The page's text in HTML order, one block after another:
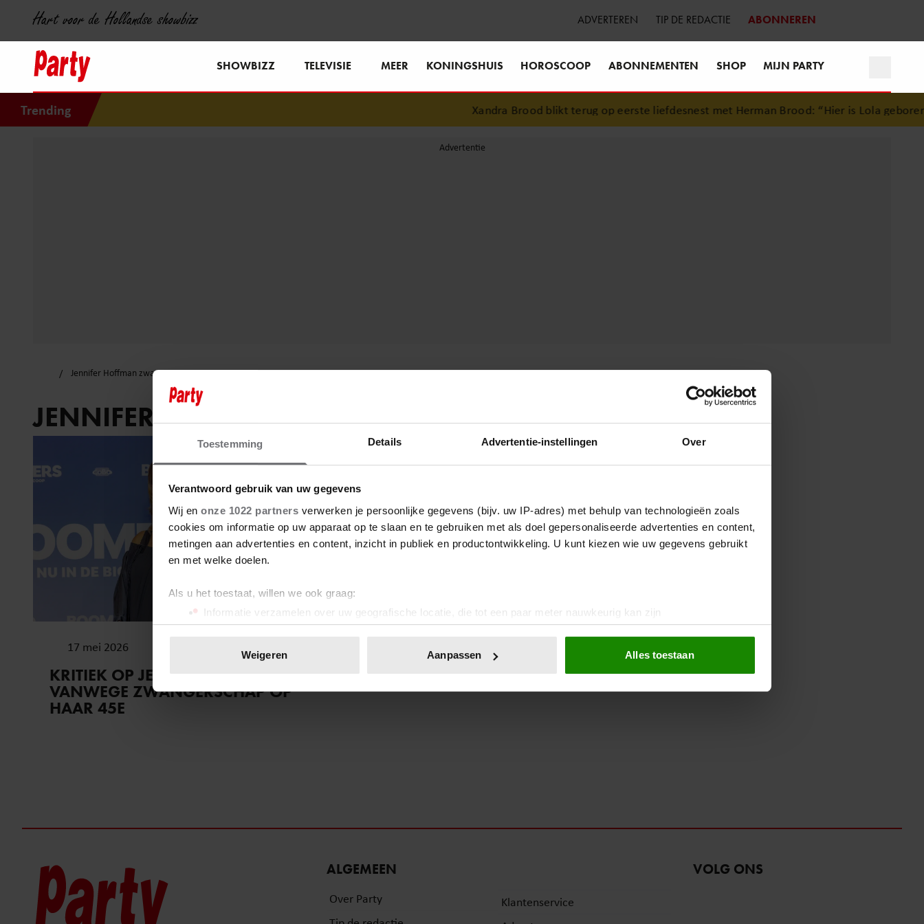
Toestemming Details Advertentie-instellingen Over
Verantwoord gebruik van uw gegevens
Wij en onze 1022 partners verwerken je persoonlijke gegevens (bijv. uw IP-adres) met behulp van technologieën zoals
cookies om informatie op uw apparaat op te slaan en te gebruiken met als doel gepersonaliseerde advertenties en content,
metingen aan advertenties en content, inzicht in publiek en productontwikkeling. U kunt kiezen wie uw gegevens gebruikt
en met welke doelen.
Als u het toestaat, willen we ook graag:
Informatie verzamelen over uw geografische locatie, die tot een paar meter nauwkeurig kan zijn
Uw apparaat identificeren door het actief te scannen op specifieke eigenschappen (fingerprinting)
toestemming op elk moment wijzigen of intrekken in de Cookieverklaring.
We gebruiken cookies om content en advertenties te personaliseren, om functies voor social media te bieden en om ons
Weigeren Aanpassen Alles toestaan
Hart voor de Hollandse showbizz ADVERTEREN TIP DE REDACTIE ABONNEREN
SHOWBIZZ TELEVISIE MEER KONINGSHUIS HOROSCOOP ABONNEMENTEN SHOP MIJN PARTY
Trending Xandra Brood blikt terug op eerste liefdesnest met Herman Brood: “Hier is Lola geboren”
Jennifer Hoffman zwanger
JENNIFER HOFFMAN ZWANGER
17 mei 2026
KRITIEK OP JENNIFER HOFFMAN
VANWEGE ZWANGERSCHAP OP
HAAR 45E
ALGEMEEN
Over Party
Klantenservice
VOLG ONS